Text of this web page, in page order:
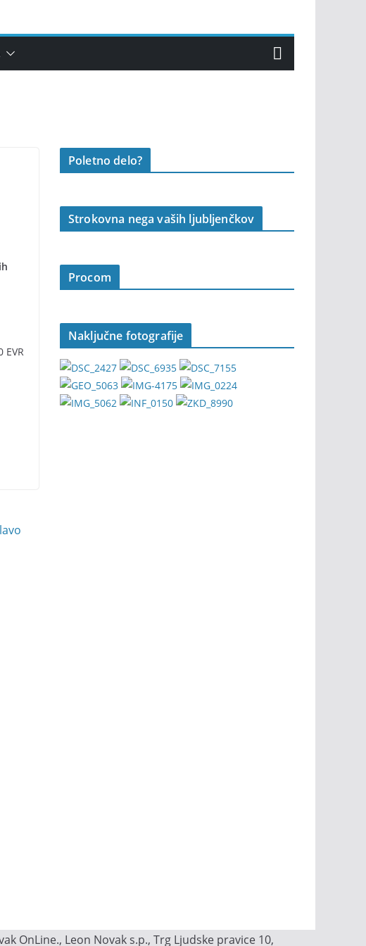
Poletno delo?
Strokovna nega vaših ljubljenčkov
Procom
Naključne fotografije
OnLine., Leon Novak s.p., Trg Ljudske pravice 10,